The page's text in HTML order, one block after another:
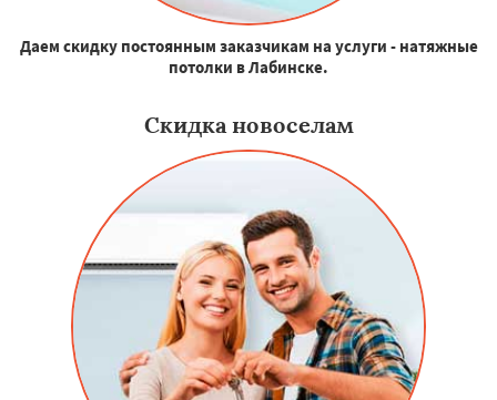
Даем скидку постоянным заказчикам на услуги - натяжные
потолки в Лабинске.
Скидка новоселам